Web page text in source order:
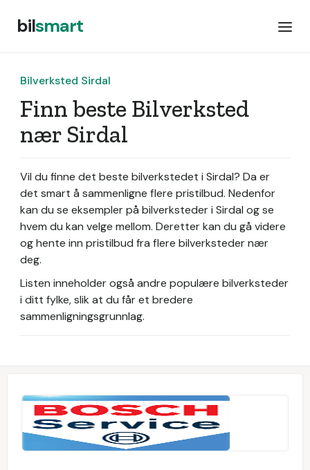
bilsmart
Bilverksted Sirdal
Finn beste Bilverksted
nær Sirdal
Vil du finne det beste bilverkstedet i Sirdal? Da er
det smart å sammenligne flere pristilbud. Nedenfor
kan du se eksempler på bilverksteder i Sirdal og se
hvem du kan velge mellom. Deretter kan du gå videre
og hente inn pristilbud fra flere bilverksteder nær
deg.
Listen inneholder også andre populære bilverksteder
i ditt fylke, slik at du får et bredere
sammenligningsgrunnlag.